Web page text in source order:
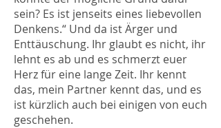
sein? Es ist jenseits eines liebevollen
Denkens.“ Und da ist Ärger und
Enttäuschung. Ihr glaubt es nicht, ihr
lehnt es ab und es schmerzt euer
Herz für eine lange Zeit. Ihr kennt
das, mein Partner kennt das, und es
ist kürzlich auch bei einigen von euch
geschehen.